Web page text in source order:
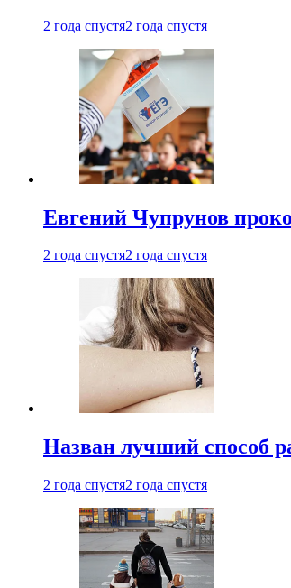
2 года спустя2 года спустя
Евгений Чупрунов
2 года спустя2 года спустя
Назван лучший способ
2 года спустя2 года спустя